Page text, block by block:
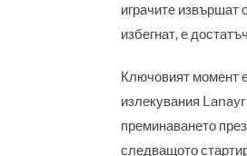
играчите извършат
избегнат, е
Ключовият момент
излекувания
преминаването
следващото